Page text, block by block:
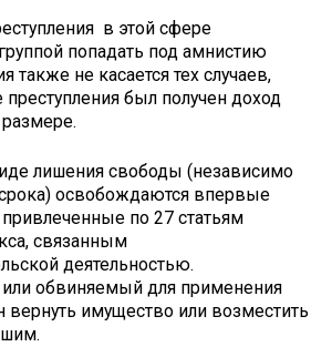
в этой сфере
попадать под амнистию
также не касается тех случаев,
преступления был получен доход
лишения свободы (независимо
освобождаются впервые
по 27 статьям
связанным
деятельностью.
обвиняемый для применения
имущество или возместить